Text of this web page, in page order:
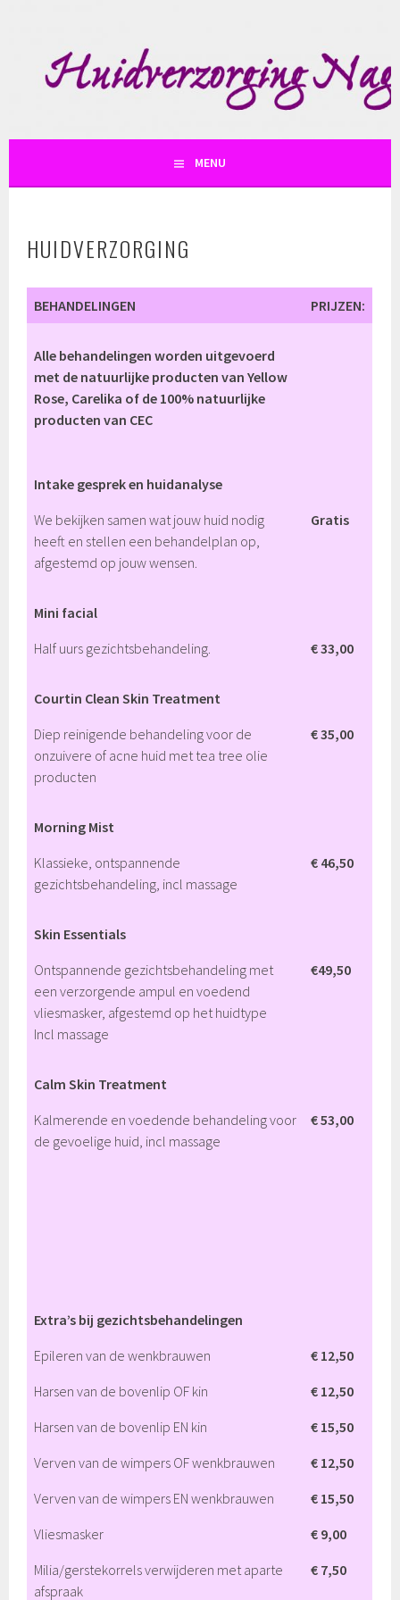
SKIN AND SO
MENU
HUIDVERZORGING
BEHANDELINGEN PRIJZEN:
Alle behandelingen worden uitgevoerd
met de natuurlijke producten van Yellow
Rose, Carelika of de 100% natuurlijke
producten van CEC
Intake gesprek en huidanalyse
We bekijken samen wat jouw huid nodig
heeft en stellen een behandelplan op,
afgestemd op jouw wensen.
Gratis
Mini facial
Half uurs gezichtsbehandeling.
€ 33,00
Courtin Clean Skin Treatment
Diep reinigende behandeling voor de
onzuivere of acne huid met tea tree olie
producten
€ 35,00
Morning Mist
Klassieke, ontspannende
gezichtsbehandeling, incl massage
€ 46,50
Skin Essentials
Ontspannende gezichtsbehandeling met
een verzorgende ampul en voedend
vliesmasker, afgestemd op het huidtype
Incl massage
€49,50
Calm Skin Treatment
Kalmerende en voedende behandeling voor
de gevoelige huid, incl massage
€ 53,00
Extra’s bij gezichtsbehandelingen
Epileren van de wenkbrauwen
€ 12,50
Harsen van de bovenlip OF kin
€ 12,50
Harsen van de bovenlip EN kin
€ 15,50
Verven van de wimpers OF wenkbrauwen
€ 12,50
Verven van de wimpers EN wenkbrauwen
€ 15,50
Vliesmasker
€ 9,00
Milia/gerstekorrels verwijderen met aparte
afspraak
€ 7,50